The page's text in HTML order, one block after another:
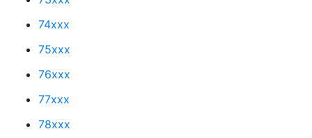
74xxx
75xxx
76xxx
77xxx
78xxx